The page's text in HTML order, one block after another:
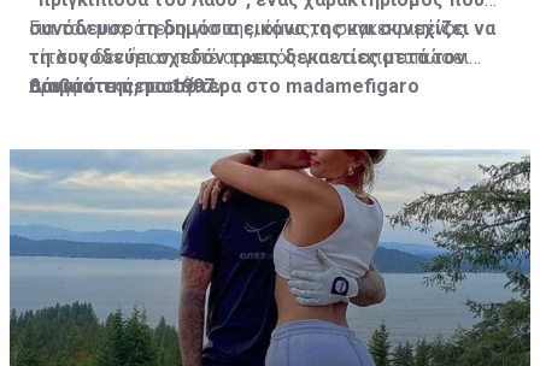
συνόδευσε τη δημόσια εικόνα της και συνεχίζει να
τη συνοδεύει σχεδόν τρεις δεκαετίες μετά τον
θάνατό της, το 1997.
Για τον μικρότερο γιο της, όμως, ο συγκεκριμένος
τίτλος δεν ήταν ποτέ αρκετός για να αποτυπώσει
πραγματικά ποια ήταν.
Διαβάστε περισσότερα στο madamefigaro